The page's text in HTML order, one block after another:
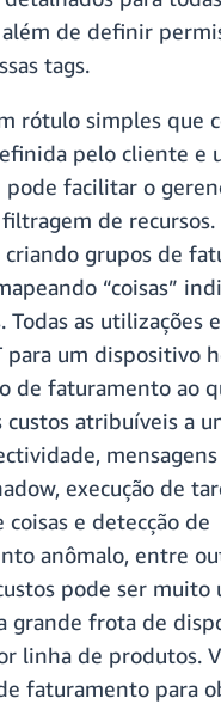
de definir
tags.
rótulo simples que
pelo cliente e
pode facilitar o
de recursos.
criando grupos de
“coisas”
Todas as utilizações
para um dispositivo
de faturamento ao
custos atribuíveis a
mensagens
execução de
coisas e detecção de
anômalo, entre
pode ser muito
grande frota de
linha de produtos.
faturamento para